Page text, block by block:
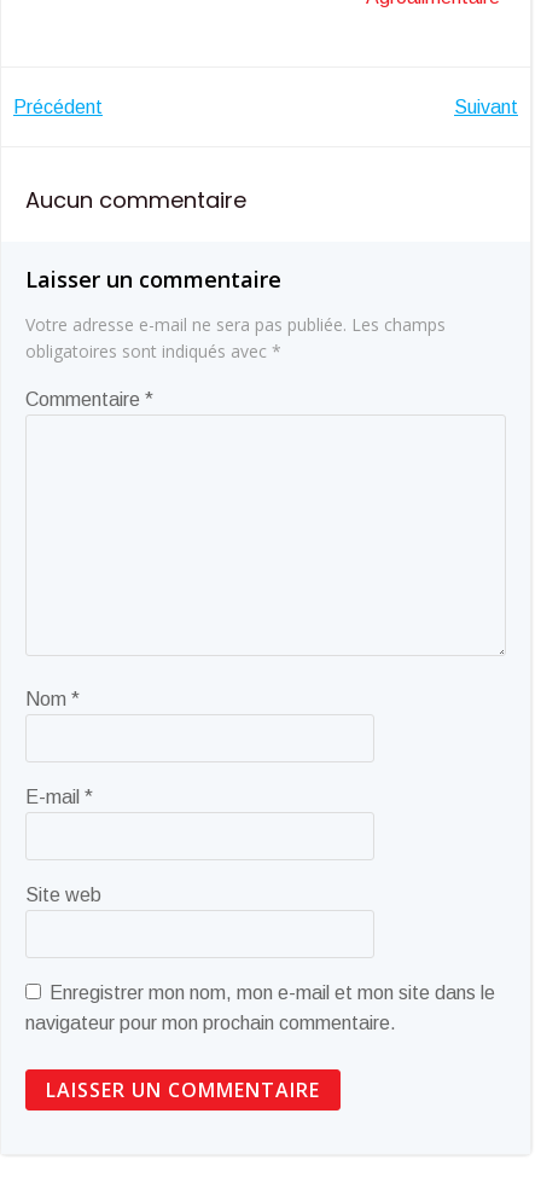
Navigation
de
Précédent Suivant
Aucun commentaire
Laisser un commentaire
Votre adresse e-mail ne sera pas publiée. Les champs
obligatoires sont indiqués avec *
Commentaire *
Nom *
E-mail *
Site web
Enregistrer mon nom, mon e-mail et mon site dans le
navigateur pour mon prochain commentaire.